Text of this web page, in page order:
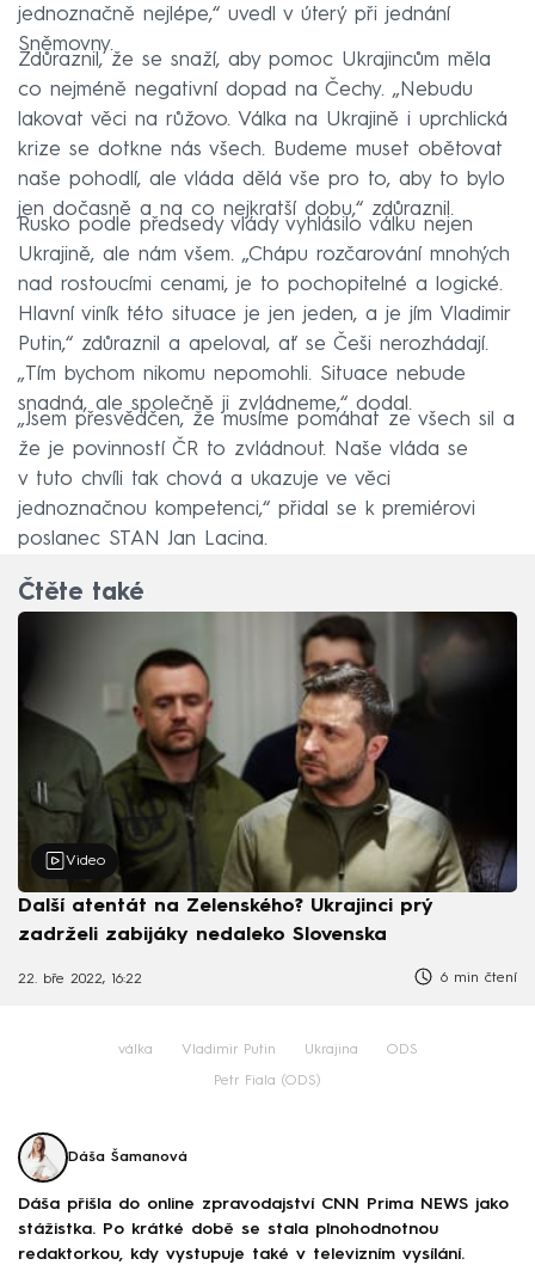
jednoznačně nejlépe,“ uvedl v úterý při jednání
Sněmovny.
Zdůraznil, že se snaží, aby pomoc Ukrajincům měla
co nejméně negativní dopad na Čechy. „Nebudu
lakovat věci na růžovo. Válka na Ukrajině i uprchlická
krize se dotkne nás všech. Budeme muset obětovat
naše pohodlí, ale vláda dělá vše pro to, aby to bylo
jen dočasně a na co nejkratší dobu,“ zdůraznil.
Rusko podle předsedy vlády vyhlásilo válku nejen
Ukrajině, ale nám všem. „Chápu rozčarování mnohých
nad rostoucími cenami, je to pochopitelné a logické.
Hlavní viník této situace je jen jeden, a je jím Vladimir
Putin,“ zdůraznil a apeloval, ať se Češi nerozhádají.
„Tím bychom nikomu nepomohli. Situace nebude
snadná, ale společně ji zvládneme,“ dodal.
„Jsem přesvědčen, že musíme pomáhat ze všech sil a
že je povinností ČR to zvládnout. Naše vláda se
v tuto chvíli tak chová a ukazuje ve věci
jednoznačnou kompetenci,“ přidal se k premiérovi
poslanec STAN Jan Lacina.
Čtěte také
Video
Další atentát na Zelenského? Ukrajinci prý
zadrželi zabijáky nedaleko Slovenska
22. bře 2022, 16:22 6 min čtení
válka Vladimir Putin Ukrajina ODS
Petr Fiala (ODS)
Dáša Šamanová
Dáša přišla do online zpravodajství CNN Prima NEWS jako
stážistka. Po krátké době se stala plnohodnotnou
redaktorkou, kdy vystupuje také v televizním vysílání.